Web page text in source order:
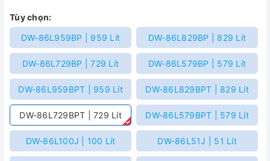
Tùy chọn:
DW-86L959BP | 959 Lít
DW-86L829BP | 829 Lít
DW-86L729BP | 729 Lít DW-86L579BP | 579 Lít
DW-86L959BPT | 959 Lít DW-86L829BPT | 829 Lít
DW-86L729BPT | 729 Lít DW-86L579BPT | 579 Lít
DW-86L100J | 100 Lít DW-86L51J | 51 Lít